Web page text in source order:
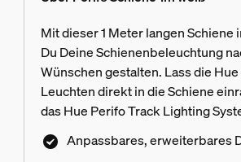
Mit dieser 1 Meter langen Schiene
Du Deine Schienenbeleuchtung
Wünschen gestalten. Lass die
Leuchten direkt in die Schiene
das Hue Perifo Track Lighting
Anpassbares, erweiterbares